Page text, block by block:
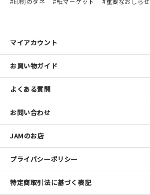
マイアカウント
お買い物ガイド
よくある質問
お問い合わせ
JAMのお店
プライバシーポリシー
特定商取引法に基づく表記